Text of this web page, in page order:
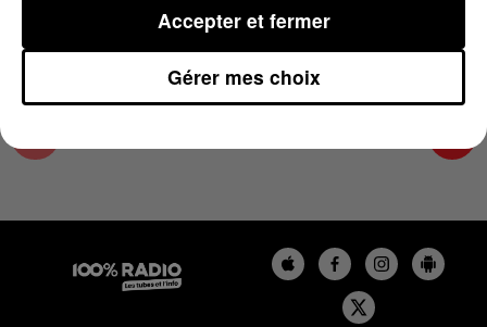
Gérer mes choix
Accepter et fermer